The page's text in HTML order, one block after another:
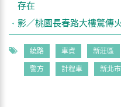
存在
影／桃園長春路大樓驚傳
繞路 車資 新莊區
警方 計程車 新北市